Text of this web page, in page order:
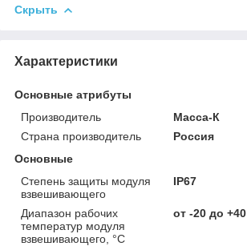
Скрыть
Характеристики
Основные атрибуты
Производитель
Масса-К
Страна производитель
Россия
Основные
Степень защиты модуля
взвешивающего
IP67
Диапазон рабочих
температур модуля
взвешивающего, °С
от -20 до +40